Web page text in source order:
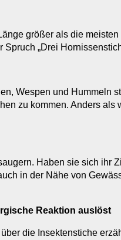
größer als die
„Drei
Wespen und Hummeln
zu kommen. Anders
Haben sie sich ihr
in der Nähe von
Reaktion auslöst
die Insektenstiche